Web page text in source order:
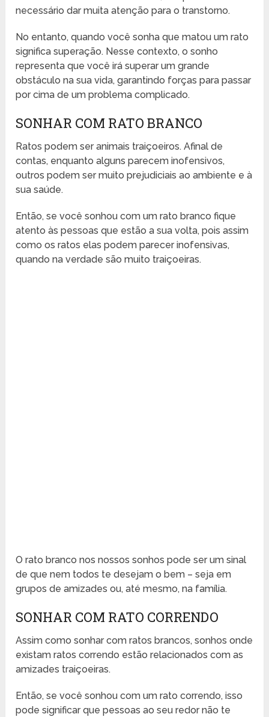
necessário dar muita atenção para o transtorno.
No entanto, quando você sonha que matou um rato
significa superação. Nesse contexto, o sonho
representa que você irá superar um grande
obstáculo na sua vida, garantindo forças para passar
por cima de um problema complicado.
SONHAR COM RATO BRANCO
Ratos podem ser animais traiçoeiros. Afinal de
contas, enquanto alguns parecem inofensivos,
outros podem ser muito prejudiciais ao ambiente e à
sua saúde.
Então, se você sonhou com um rato branco fique
atento às pessoas que estão a sua volta, pois assim
como os ratos elas podem parecer inofensivas,
quando na verdade são muito traiçoeiras.
O rato branco nos nossos sonhos pode ser um sinal
de que nem todos te desejam o bem – seja em
grupos de amizades ou, até mesmo, na família.
SONHAR COM RATO CORRENDO
Assim como sonhar com ratos brancos, sonhos onde
existam ratos correndo estão relacionados com as
amizades traiçoeiras.
Então, se você sonhou com um rato correndo, isso
pode significar que pessoas ao seu redor não te